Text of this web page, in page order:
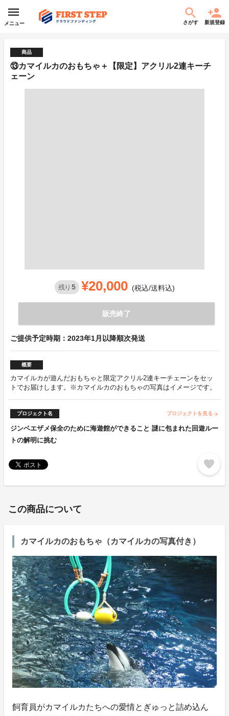
メニュー さがす 新規登録
商品
⑬カマイルカのおもちゃ＋【限定】アクリル2連キーチ
ェーン
残り 5 ¥20,000 (税込/送料込)
販売終了
ご提供予定時期：2023年1月以降順次発送
概要
カマイルカが遊んだおもちゃと限定アクリル2連キーチェーンをセッ
トでお届けします。※カマイルカのおもちゃの写真はイメージです。
プロジェクト名 プロジェクトを見る arrow_forward
ジンベエザメ保全のために海遊館ができること 謎に包まれた回遊ルー
トの解明に挑む
favorite
この商品について
カマイルカのおもちゃ（カマイルカの写真付き）
飼育員がカマイルカたちへの愛情とぎゅっと詰め込ん